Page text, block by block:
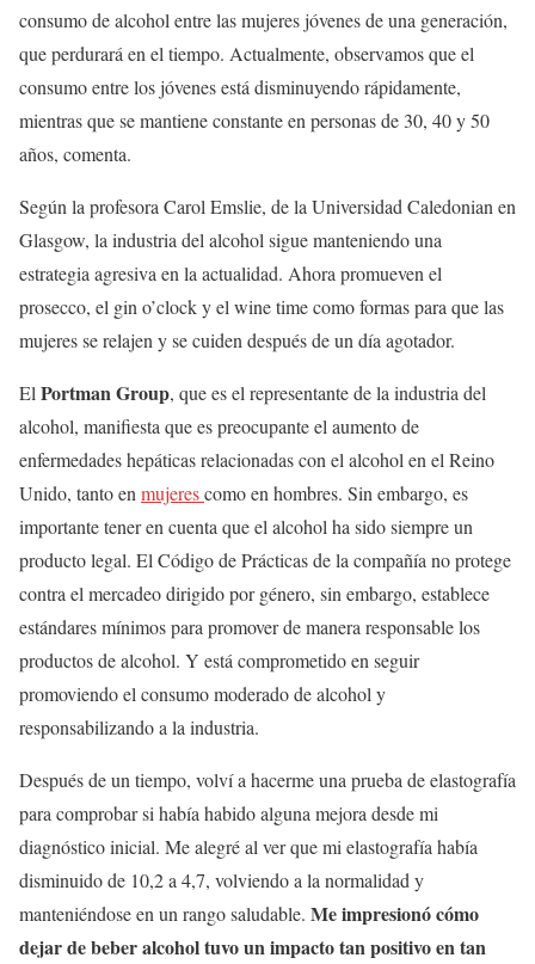
consumo de alcohol entre las mujeres jóvenes de una generación,
que perdurará en el tiempo. Actualmente, observamos que el
consumo entre los jóvenes está disminuyendo rápidamente,
mientras que se mantiene constante en personas de 30, 40 y 50
años, comenta.
Según la profesora Carol Emslie, de la Universidad Caledonian en
Glasgow, la industria del alcohol sigue manteniendo una
estrategia agresiva en la actualidad. Ahora promueven el
prosecco, el gin o’clock y el wine time como formas para que las
mujeres se relajen y se cuiden después de un día agotador.
El Portman Group, que es el representante de la industria del
alcohol, manifiesta que es preocupante el aumento de
enfermedades hepáticas relacionadas con el alcohol en el Reino
Unido, tanto en mujerescomo en hombres. Sin embargo, es
importante tener en cuenta que el alcohol ha sido siempre un
producto legal. El Código de Prácticas de la compañía no protege
contra el mercadeo dirigido por género, sin embargo, establece
estándares mínimos para promover de manera responsable los
productos de alcohol. Y está comprometido en seguir
promoviendo el consumo moderado de alcohol y
responsabilizando a la industria.
Después de un tiempo, volví a hacerme una prueba de elastografía
para comprobar si había habido alguna mejora desde mi
diagnóstico inicial. Me alegré al ver que mi elastografía había
disminuido de 10,2 a 4,7, volviendo a la normalidad y
manteniéndose en un rango saludable. Me impresionó cómo
dejar de beber alcohol tuvo un impacto tan positivo en tan